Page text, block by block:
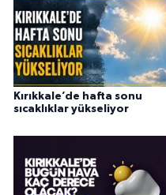
Kırıkkale’de hafta sonu
sıcaklıklar yükseliyor